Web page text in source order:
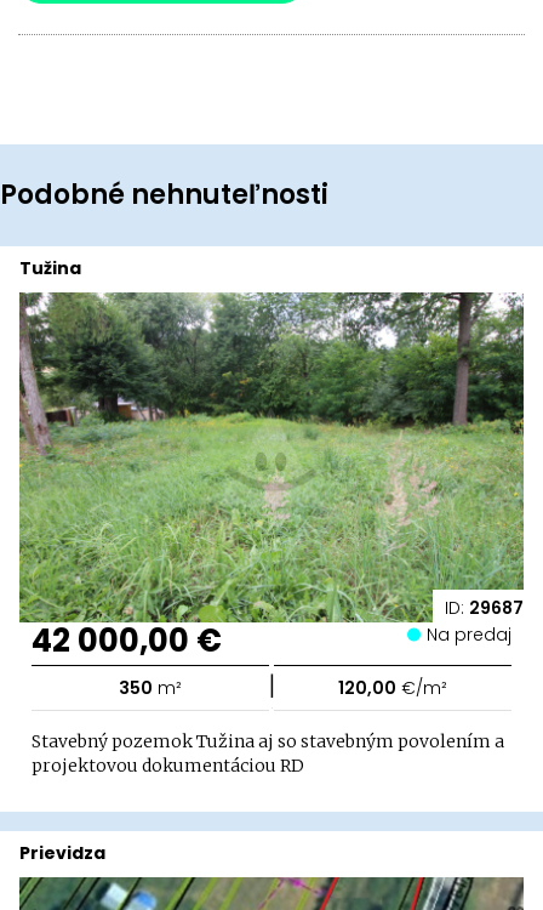
Podobné nehnuteľnosti
ID: 29687
Tužina
42 000,00 € Na predaj
350 m² | 120,00 €/m²
Stavebný pozemok Tužina aj so stavebným povolením a
projektovou dokumentáciou RD
Prievidza